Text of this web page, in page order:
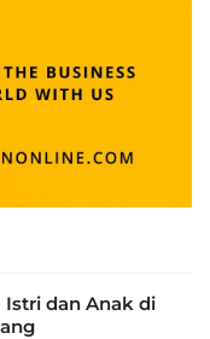
Istri dan Anak di